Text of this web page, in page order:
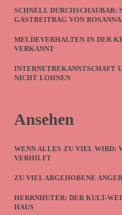
SCHNELL DURCHSCHAUBAR:
GASTBEITRAG VON ROSANNA
MELDEVERHALTEN IN DER
VERKANNT
INTERNETBEKANNTSCHAFT
NICHT LOHNEN
Ansehen
WENN ALLES ZU VIEL WIRD:
VERHILFT
ZU VIEL ABGEHOBENE
HERRNHUTER: DER KULT-
HAUS